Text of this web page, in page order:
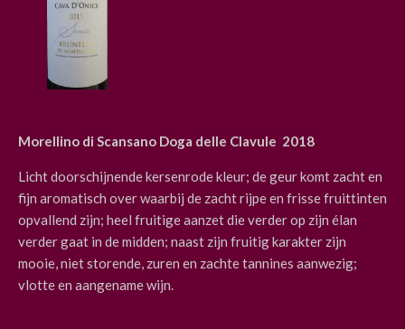
Morellino di Scansano Doga delle Clavule 2018
Licht doorschijnende kersenrode kleur; de geur komt zacht en
fijn aromatisch over waarbij de zacht rijpe en frisse fruittinten
opvallend zijn; heel fruitige aanzet die verder op zijn élan
verder gaat in de midden; naast zijn fruitig karakter zijn
mooie, niet storende, zuren en zachte tannines aanwezig;
vlotte en aangename wijn.